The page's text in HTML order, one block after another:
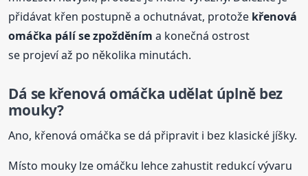
přidávat křen postupně a ochutnávat, protože křenová
omáčka pálí se zpožděním a konečná ostrost
se projeví až po několika minutách.
Dá se křenová omáčka udělat úplně bez
mouky?
Ano, křenová omáčka se dá připravit i bez klasické jíšky.
Místo mouky lze omáčku lehce zahustit redukcí vývaru